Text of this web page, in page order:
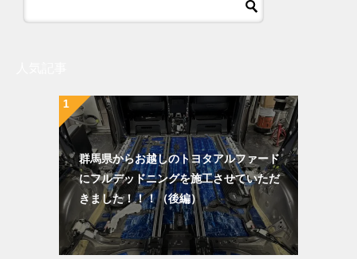
群馬県からお越しのトヨタアルファード
にフルデッドニングを施工させていただ
きました！！！（後編）